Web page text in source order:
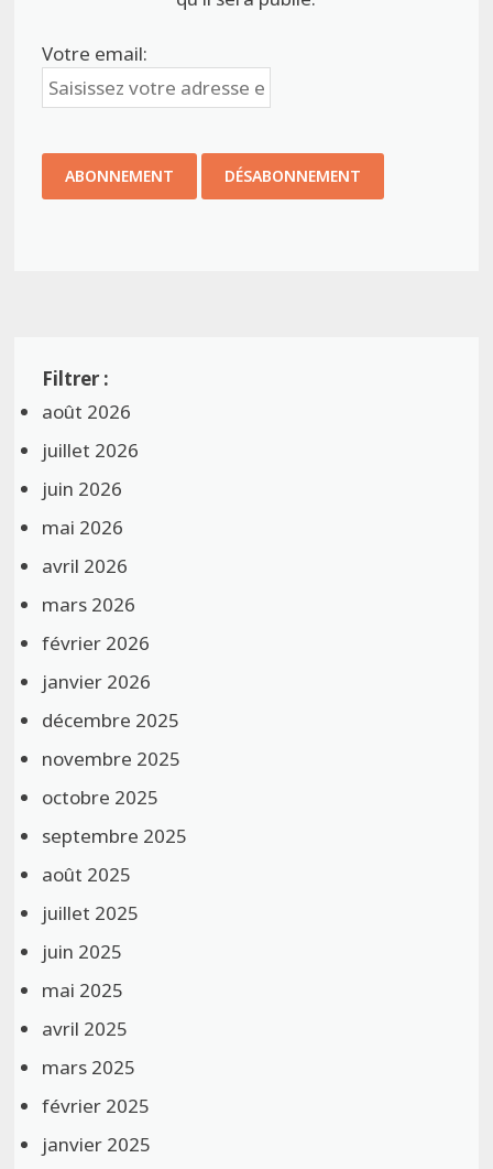
Votre email:
août 2026
juillet 2026
juin 2026
mai 2026
avril 2026
mars 2026
février 2026
janvier 2026
décembre 2025
novembre 2025
octobre 2025
septembre 2025
août 2025
juillet 2025
juin 2025
mai 2025
avril 2025
mars 2025
février 2025
janvier 2025